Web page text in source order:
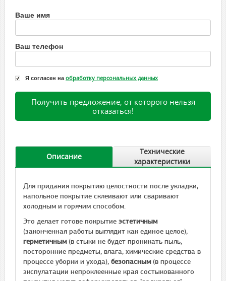
Ваше имя
Ваш телефон
Я согласен наобработку персональных данных
Получить предложение, от которого нельзя
отказаться!
Описание
Технические
характеристики
Для придания покрытию целостности после укладки,
напольное покрытие склеивают или сваривают
холодным и горячим способом.
Это делает готове покрытие эстетичным
(законченная работы выглядит как единое целое),
герметичным(в стыки не будет проникать пыль,
посторонние предметы, влага, химические средства в
процессе уборки и ухода), безопасным(в процессе
экспулатации непроклеенные края состыкованного